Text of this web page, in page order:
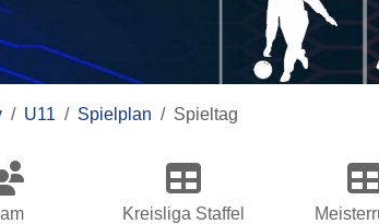
U11 Spielplan Spieltag
Kreisliga Staffel